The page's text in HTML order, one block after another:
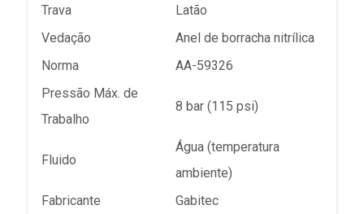
Trava
Latão
Vedação
Anel de borracha nitrílica
Norma
AA-59326
Pressão Máx. de
Trabalho
8 bar (115 psi)
Fluido
Água (temperatura
ambiente)
Fabricante
Gabitec